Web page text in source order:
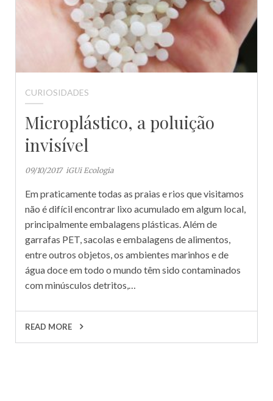
CURIOSIDADES
Microplástico, a poluição
invisível
09/10/2017 iGUi Ecologia
Em praticamente todas as praias e rios que visitamos
não é difícil encontrar lixo acumulado em algum local,
principalmente embalagens plásticas. Além de
garrafas PET, sacolas e embalagens de alimentos,
entre outros objetos, os ambientes marinhos e de
água doce em todo o mundo têm sido contaminados
com minúsculos detritos,…
READ MORE